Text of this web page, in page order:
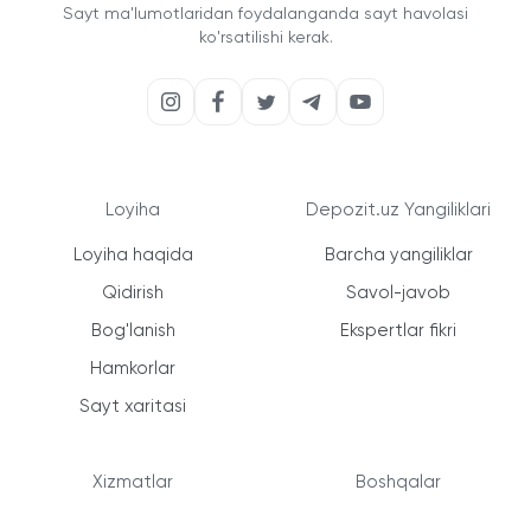
Sayt ma'lumotlaridan foydalanganda sayt havolasi
ko'rsatilishi kerak.
Loyiha
Loyiha haqida
Qidirish
Bog'lanish
Hamkorlar
Sayt xaritasi
Xizmatlar
Depozit.uz Yangiliklari
Barcha yangiliklar
Savol-javob
Ekspertlar fikri
Boshqalar